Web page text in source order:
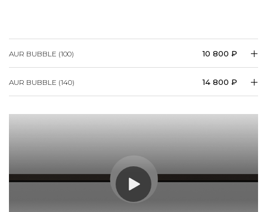
AUR BUBBLE (100) 10 800 ₽
AUR BUBBLE (140) 14 800 ₽